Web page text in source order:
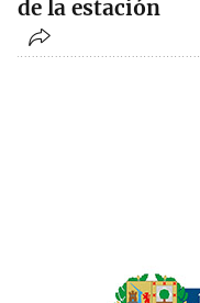
de la estación